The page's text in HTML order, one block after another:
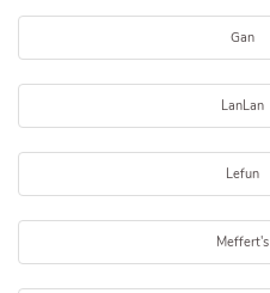
Gan
LanLan
Lefun
Meffert's